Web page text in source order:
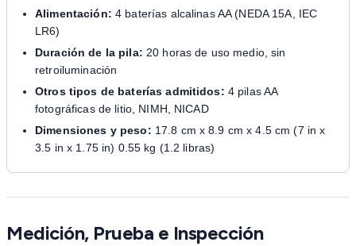
Alimentación: 4 baterías alcalinas AA (NEDA 15A, IEC
LR6)
Duración de la pila: 20 horas de uso medio, sin
retroiluminación
Otros tipos de baterías admitidos: 4 pilas AA
fotográficas de litio, NIMH, NICAD
Dimensiones y peso: 17.8 cm x 8.9 cm x 4.5 cm (7 in x
3.5 in x 1.75 in) 0.55 kg (1.2 libras)
Medición, Prueba e Inspección